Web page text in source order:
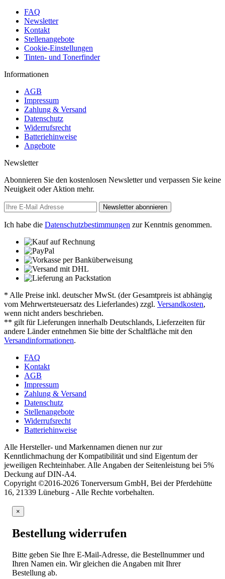
FAQ
Newsletter
Kontakt
Stellenangebote
Cookie-Einstellungen
Tinten- und Tonerfinder
Informationen
AGB
Impressum
Zahlung & Versand
Datenschutz
Widerrufsrecht
Batteriehinweise
Angebote
Newsletter
Abonnieren Sie den kostenlosen Newsletter und verpassen Sie keine
Neuigkeit oder Aktion mehr.
Newsletter abonnieren
Ich habe die Datenschutzbestimmungen zur Kenntnis genommen.
* Alle Preise inkl. deutscher MwSt. (der Gesamtpreis ist abhängig
vom Mehrwertsteuersatz des Lieferlandes) zzgl. Versandkosten,
wenn nicht anders beschrieben.
** gilt für Lieferungen innerhalb Deutschlands, Lieferzeiten für
andere Länder entnehmen Sie bitte der Schaltfläche mit den
Versandinformationen.
FAQ
Kontakt
AGB
Impressum
Zahlung & Versand
Datenschutz
Stellenangebote
Widerrufsrecht
Batteriehinweise
Alle Hersteller- und Markennamen dienen nur zur
Kenntlichmachung der Kompatibilität und sind Eigentum der
jeweiligen Rechteinhaber. Alle Angaben der Seitenleistung bei 5%
Deckung auf DIN-A4.
Copyright ©2016-2026 Tonerversum GmbH, Bei der Pferdehütte
16, 21339 Lüneburg - Alle Rechte vorbehalten.
×
Bestellung widerrufen
Bitte geben Sie Ihre E-Mail-Adresse, die Bestellnummer und
Ihren Namen ein. Wir gleichen die Angaben mit Ihrer
Bestellung ab.